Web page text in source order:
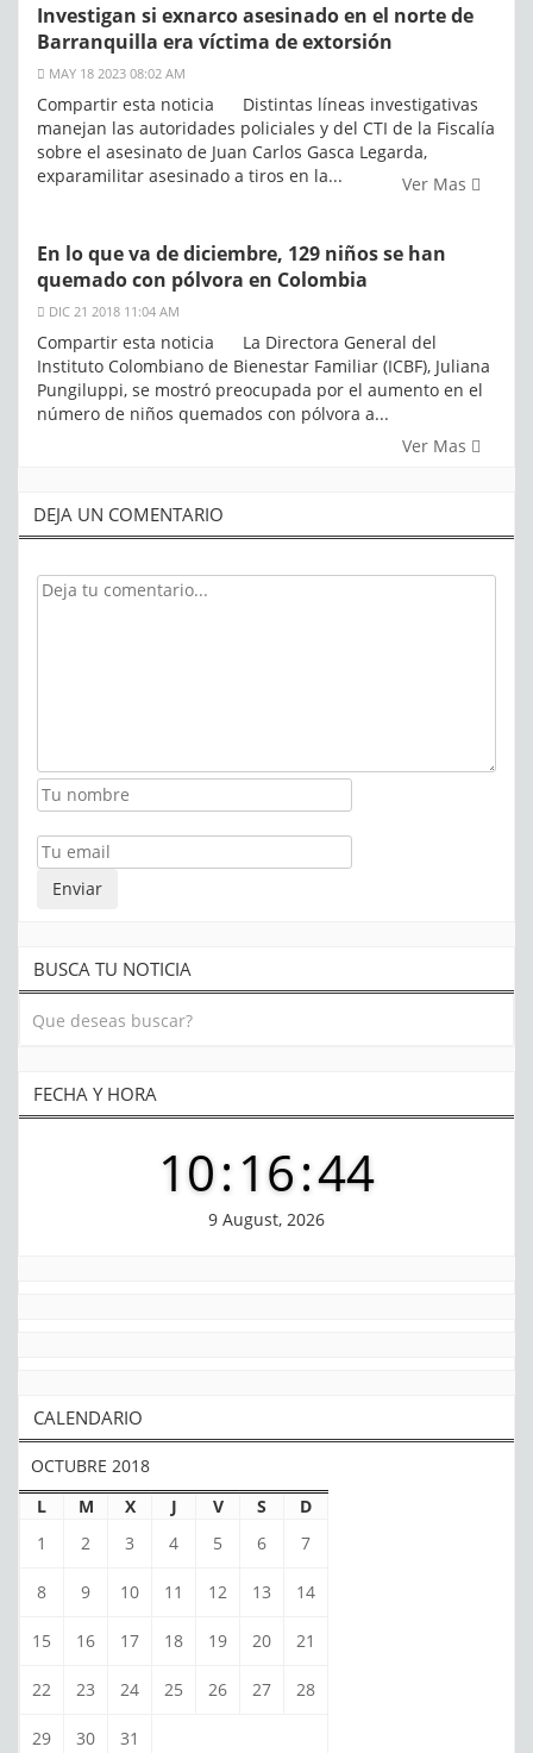
Investigan si exnarco asesinado en el norte de
Barranquilla era víctima de extorsión
MAY 18 2023 08:02 AM
Compartir esta noticia Distintas líneas investigativas
manejan las autoridades policiales y del CTI de la Fiscalía
sobre el asesinato de Juan Carlos Gasca Legarda,
exparamilitar asesinado a tiros en la...
Ver Mas
En lo que va de diciembre, 129 niños se han
quemado con pólvora en Colombia
DIC 21 2018 11:04 AM
Compartir esta noticia La Directora General del
Instituto Colombiano de Bienestar Familiar (ICBF), Juliana
Pungiluppi, se mostró preocupada por el aumento en el
número de niños quemados con pólvora a...
Ver Mas
DEJA UN COMENTARIO
BUSCA TU NOTICIA
FECHA Y HORA
10:16:44
9 August, 2026
CALENDARIO
OCTUBRE 2018
L
M X J V S
D
1
2 3 4 5 6 7
8 9 10 11 12 13 14
15 16 17 18 19 20 21
22 23 24 25 26 27 28
29 30 31